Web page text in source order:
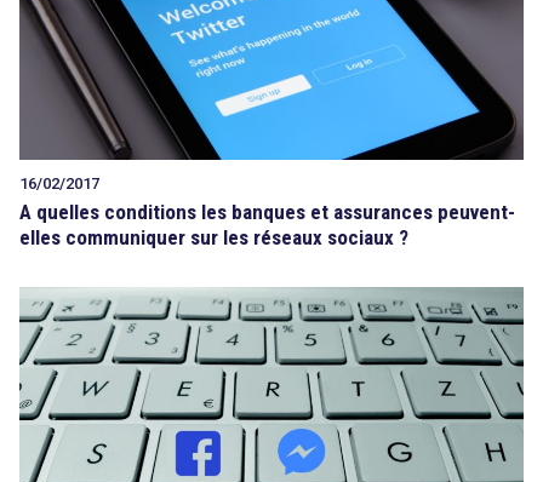
16/02/2017
A quelles conditions les banques et assurances peuvent-
elles communiquer sur les réseaux sociaux ?